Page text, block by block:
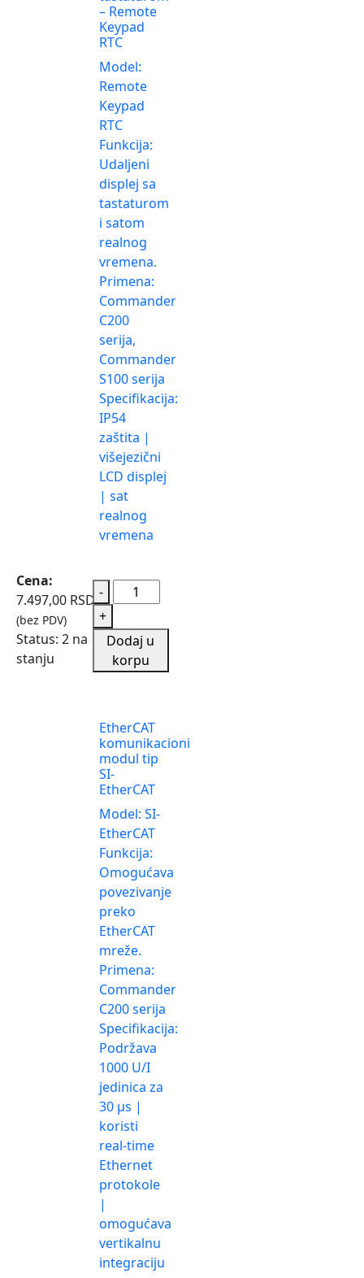
– Remote
Keypad
RTC
Model:
Remote
Keypad
RTC
Funkcija:
Udaljeni
displej sa
tastaturom
i satom
realnog
vremena.
Primena:
Commander
C200
serija,
Commander
S100 serija
Specifikacija:
IP54
zaštita |
višejezični
LCD displej
| sat
realnog
vremena
Status: 2 na
stanju
Cena:
7.497,00 RSD
(bez PDV)
-
+
Dodaj u
korpu
EtherCAT
komunikacioni
modul tip
SI-
EtherCAT
Model: SI-
EtherCAT
Funkcija:
Omogućava
povezivanje
preko
EtherCAT
mreže.
Primena:
Commander
C200 serija
Specifikacija:
Podržava
1000 U/I
jedinica za
30 μs |
koristi
real-time
Ethernet
protokole
|
omogućava
vertikalnu
integraciju